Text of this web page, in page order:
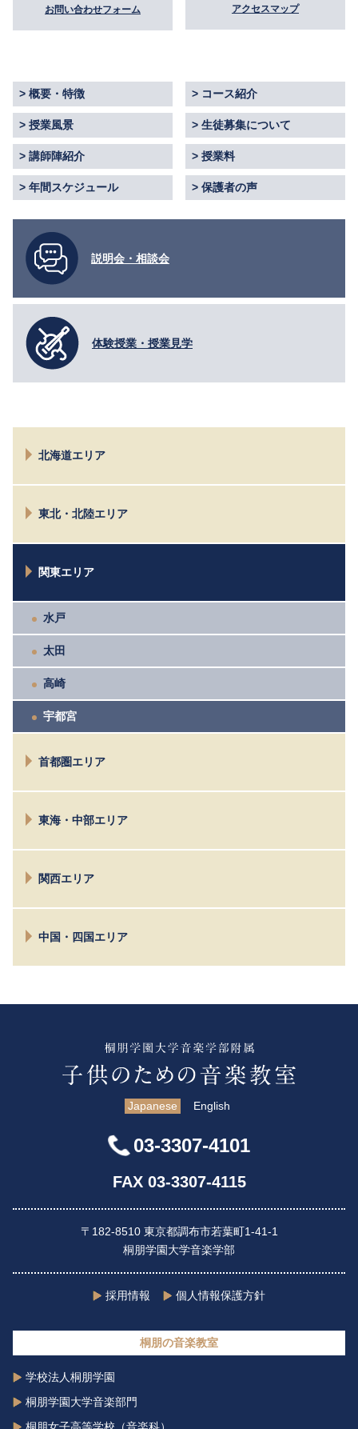
お問い合わせフォーム アクセスマップ
概要・特徴 コース紹介
授業風景 生徒募集について
講師陣紹介 授業料
年間スケジュール 保護者の声
説明会・相談会
体験授業・授業見学
北海道エリア
東北・北陸エリア
新潟関東エリア
水戸
太田
高崎
宇都宮
首都圏エリア
目黒
お茶の水
市川西千葉
東海・中部エリア
松本
富士
関西エリア
大阪中国・四国エリア
Japanese English
03-3307-4101
FAX 03-3307-4115
〒182-8510 東京都調布市若葉町1-41-1
桐朋学園大学音楽学部
採用情報 個人情報保護方針
桐朋の音楽教室
学校法人桐朋学園
桐朋学園大学音楽部門